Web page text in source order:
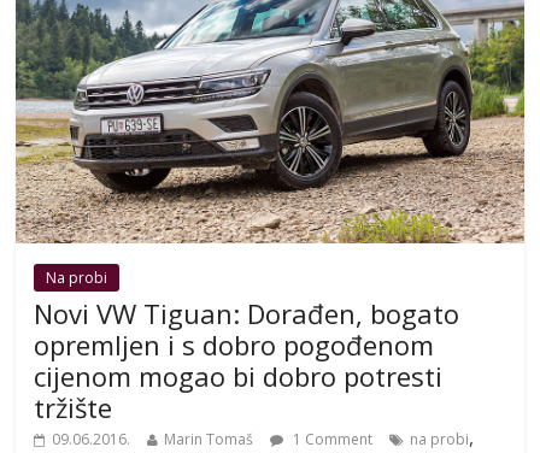
Na probi
Novi VW Tiguan: Dorađen, bogato
opremljen i s dobro pogođenom
cijenom mogao bi dobro potresti
tržište
09.06.2016. Marin Tomaš 1 Comment na probi,